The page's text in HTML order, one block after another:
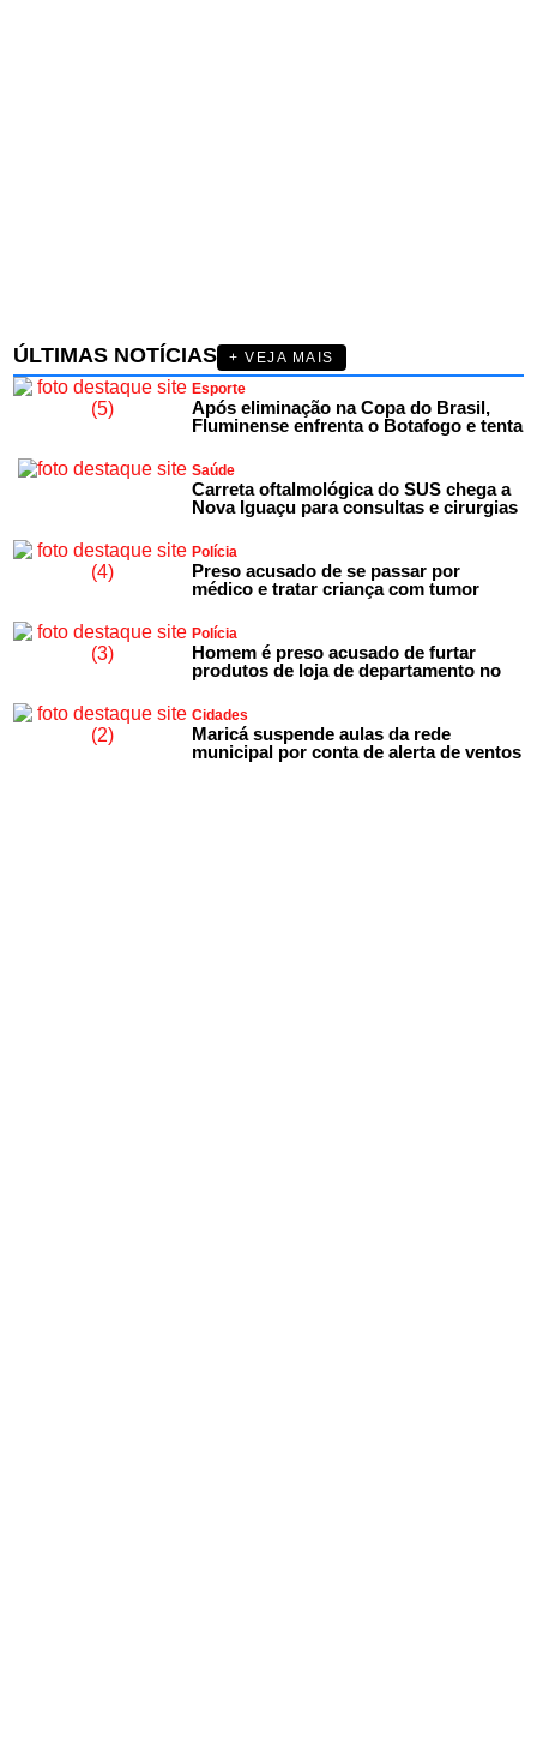
ÚLTIMAS NOTÍCIAS
+ VEJA MAIS
Esporte
Após eliminação na Copa do Brasil,
Fluminense enfrenta o Botafogo e tenta
Saúde
Carreta oftalmológica do SUS chega a
Nova Iguaçu para consultas e cirurgias
Polícia
Preso acusado de se passar por
médico e tratar criança com tumor
Polícia
Homem é preso acusado de furtar
produtos de loja de departamento no
Cidades
Maricá suspende aulas da rede
municipal por conta de alerta de ventos